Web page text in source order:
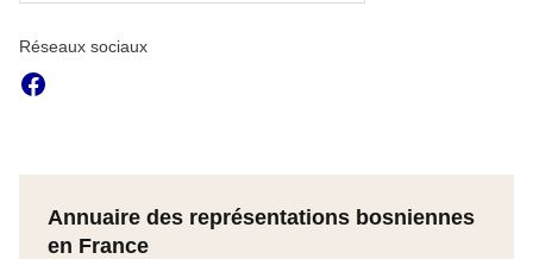
Réseaux sociaux
Annuaire des représentations bosniennes
en France